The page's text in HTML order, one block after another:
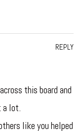
this board and
a lot.
like you helped
REPLY